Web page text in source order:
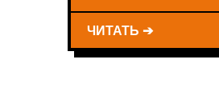
ЧИТАТЬ ➔